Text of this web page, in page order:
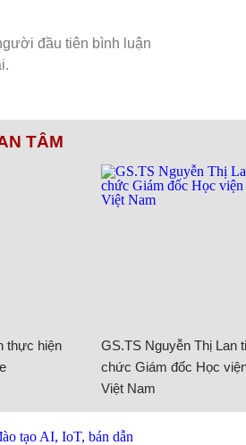
TÂM
thực hiện
GS.TS Nguyễn Thị Lan
chức Giám đốc Học
Việt Nam